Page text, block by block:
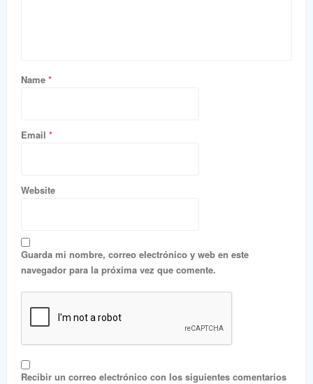
Name *
Email *
Website
Guarda mi nombre, correo electrónico y web en este
navegador para la próxima vez que comente.
Recibir un correo electrónico con los siguientes comentarios